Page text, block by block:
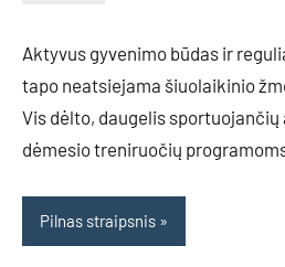
Aktyvus gyvenimo būdas ir
tapo neatsiejama šiuolaikinio
Vis dėlto, daugelis
dėmesio treniruočių
Pilnas straipsnis